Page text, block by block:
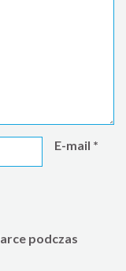
E-mail *
podczas